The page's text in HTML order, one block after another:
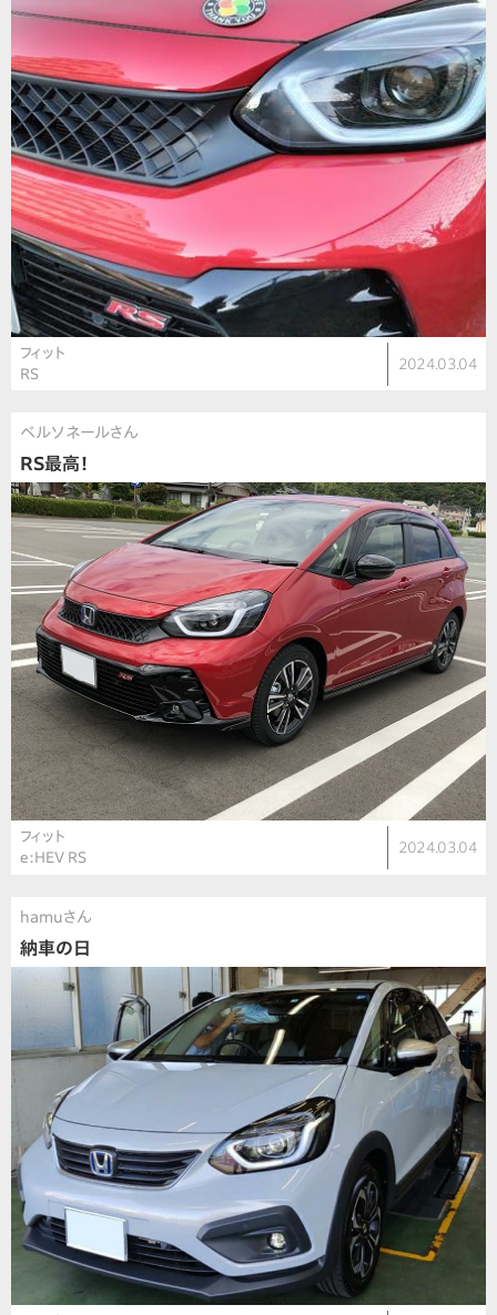
フィット
RS
2024.03.04
ベルソネールさん
RS最高！
フィット
e:HEV RS
2024.03.04
hamuさん
納車の日